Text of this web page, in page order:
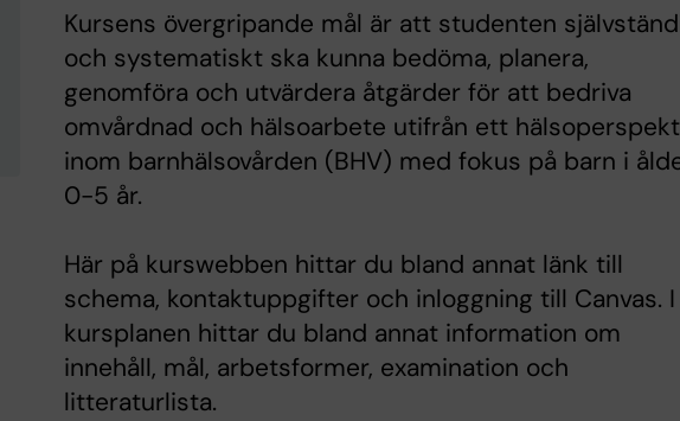
Kursens övergripande mål är att studenten
och systematiskt ska kunna bedöma, planera,
genomföra och utvärdera åtgärder för att bedriva
omvårdnad och hälsoarbete utifrån ett
inom barnhälsovården (BHV) med fokus på barn i
0-5 år.
Här på kurswebben hittar du bland annat länk till
schema, kontaktuppgifter och inloggning till Canvas. I
kursplanen hittar du bland annat information om
innehåll, mål, arbetsformer, examination och
litteraturlista.